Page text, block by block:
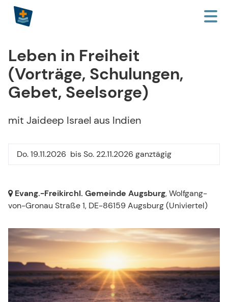
Leben in Freiheit
(Vorträge, Schulungen,
Gebet, Seelsorge)
mit Jaideep Israel aus Indien
Do. 19.11.2026 bis So. 22.11.2026 ganztägig
Evang.-Freikirchl. Gemeinde Augsburg, Wolfgang-
von-Gronau Straße 1, DE-86159 Augsburg(Univiertel)